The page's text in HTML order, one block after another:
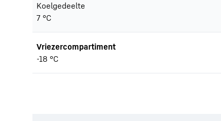
Koelgedeelte
7 °C
Vriezercompartiment
-18 °C